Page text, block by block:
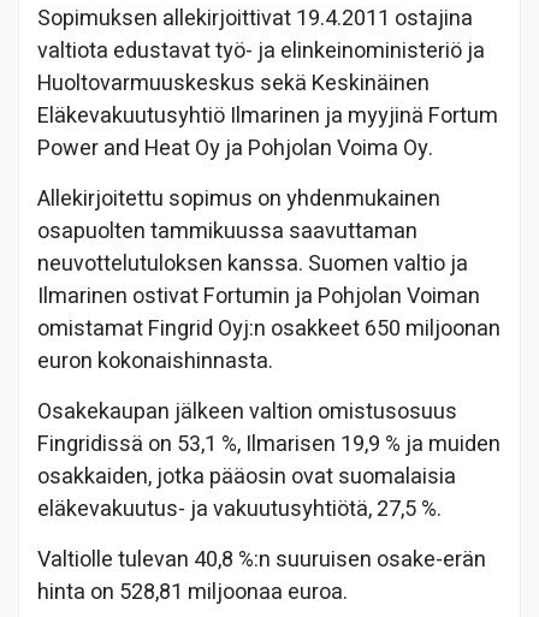
Sopimuksen allekirjoittivat 19.4.2011 ostajina
valtiota edustavat työ- ja elinkeinoministeriö ja
Huoltovarmuuskeskus sekä Keskinäinen
Eläkevakuutusyhtiö Ilmarinen ja myyjinä Fortum
Power and Heat Oy ja Pohjolan Voima Oy.
Allekirjoitettu sopimus on yhdenmukainen
osapuolten tammikuussa saavuttaman
neuvottelutuloksen kanssa. Suomen valtio ja
Ilmarinen ostivat Fortumin ja Pohjolan Voiman
omistamat Fingrid Oyj:n osakkeet 650 miljoonan
euron kokonaishinnasta.
Osakekaupan jälkeen valtion omistusosuus
Fingridissä on 53,1 %, Ilmarisen 19,9 % ja muiden
osakkaiden, jotka pääosin ovat suomalaisia
eläkevakuutus- ja vakuutusyhtiötä, 27,5 %.
Valtiolle tulevan 40,8 %:n suuruisen osake-erän
hinta on 528,81 miljoonaa euroa.